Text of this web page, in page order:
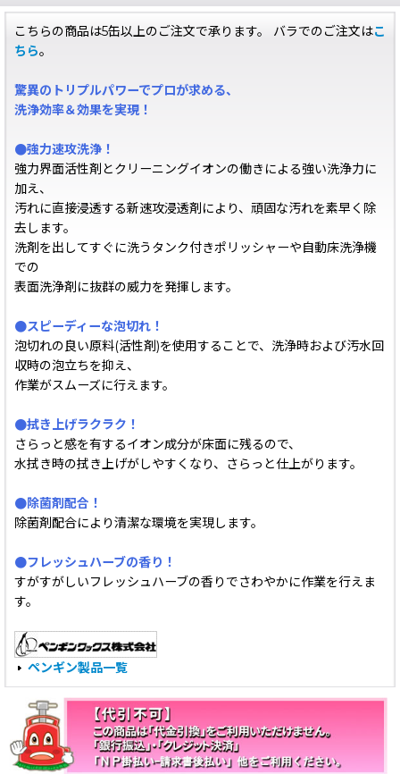
こちらの商品は5缶以上のご注文で承ります。 バラでのご注文はこ
ちら。
驚異のトリプルパワーでプロが求める、
洗浄効率＆効果を実現！
●強力速攻洗浄！
強力界面活性剤とクリーニングイオンの働きによる強い洗浄力に
加え、
汚れに直接浸透する新速攻浸透剤により、頑固な汚れを素早く除
去します。
洗剤を出してすぐに洗うタンク付きポリッシャーや自動床洗浄機
での
表面洗浄剤に抜群の威力を発揮します。
●スピーディーな泡切れ！
泡切れの良い原料(活性剤)を使用することで、洗浄時および汚水回
収時の泡立ちを抑え、
作業がスムーズに行えます。
●拭き上げラクラク！
さらっと感を有するイオン成分が床面に残るので、
水拭き時の拭き上げがしやすくなり、さらっと仕上がります。
●除菌剤配合！
除菌剤配合により清潔な環境を実現します。
●フレッシュハーブの香り！
すがすがしいフレッシュハーブの香りでさわやかに作業を行えま
す。
ペンギン製品一覧